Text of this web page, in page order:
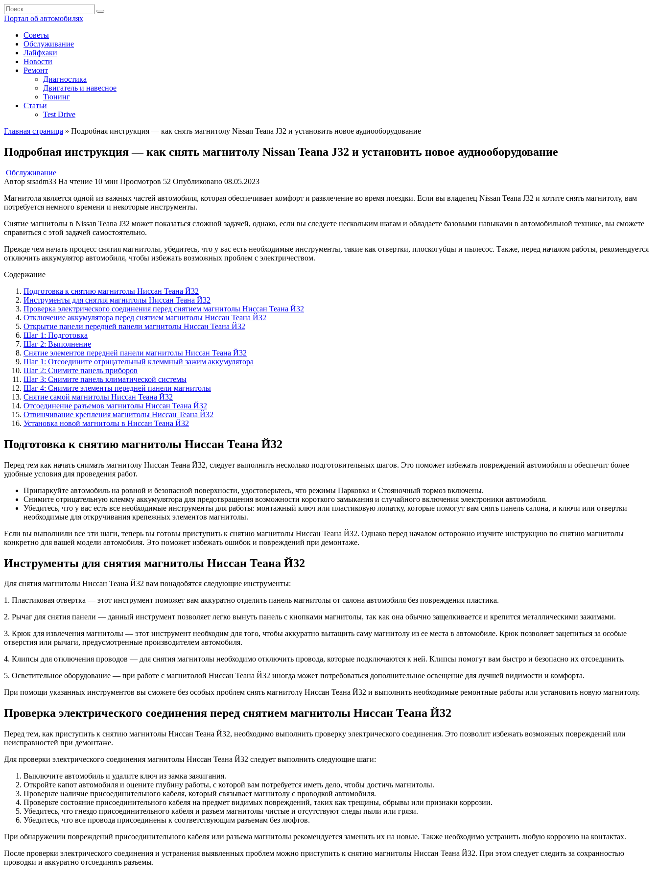
Перейти
к
содержанию
Search
for:
Портал об автомобилях
Советы
Обслуживание
Лайфхаки
Новости
Ремонт
Диагностика
Двигатель и навесное
Тюнинг
Статьи
Test Drive
Главная страница » Подробная инструкция — как снять магнитолу Nissan Teana J32 и установить новое аудиооборудование
Подробная инструкция — как снять магнитолу Nissan Teana J32 и установить новое аудиооборудование
Обслуживание
Автор srsadm33 На чтение 10 мин Просмотров 52 Опубликовано 08.05.2023
Магнитола является одной из важных частей автомобиля, которая обеспечивает комфорт и развлечение во время поездки. Если вы владелец Nissan Teana J32 и хотите снять магнитолу, вам
потребуется немного времени и некоторые инструменты.
Снятие магнитолы в Nissan Teana J32 может показаться сложной задачей, однако, если вы следуете нескольким шагам и обладаете базовыми навыками в автомобильной технике, вы сможете
справиться с этой задачей самостоятельно.
Прежде чем начать процесс снятия магнитолы, убедитесь, что у вас есть необходимые инструменты, такие как отвертки, плоскогубцы и пылесос. Также, перед началом работы, рекомендуется
отключить аккумулятор автомобиля, чтобы избежать возможных проблем с электричеством.
Содержание
Подготовка к снятию магнитолы Ниссан Теана Й32
Инструменты для снятия магнитолы Ниссан Теана Й32
Проверка электрического соединения перед снятием магнитолы Ниссан Теана Й32
Отключение аккумулятора перед снятием магнитолы Ниссан Теана Й32
Открытие панели передней панели магнитолы Ниссан Теана Й32
Шаг 1: Подготовка
Шаг 2: Выполнение
Снятие элементов передней панели магнитолы Ниссан Теана Й32
Шаг 1: Отсоедините отрицательный клеммный зажим аккумулятора
Шаг 2: Снимите панель приборов
Шаг 3: Снимите панель климатической системы
Шаг 4: Снимите элементы передней панели магнитолы
Снятие самой магнитолы Ниссан Теана Й32
Отсоединение разъемов магнитолы Ниссан Теана Й32
Отвинчивание крепления магнитолы Ниссан Теана Й32
Установка новой магнитолы в Ниссан Теана Й32
Подготовка к снятию магнитолы Ниссан Теана Й32
Перед тем как начать снимать магнитолу Ниссан Теана Й32, следует выполнить несколько подготовительных шагов. Это поможет избежать повреждений автомобиля и обеспечит более
удобные условия для проведения работ.
Припаркуйте автомобиль на ровной и безопасной поверхности, удостоверьтесь, что режимы Парковка и Стояночный тормоз включены.
Снимите отрицательную клемму аккумулятора для предотвращения возможности короткого замыкания и случайного включения электроники автомобиля.
Убедитесь, что у вас есть все необходимые инструменты для работы: монтажный ключ или пластиковую лопатку, которые помогут вам снять панель салона, и ключи или отвертки
необходимые для откручивания крепежных элементов магнитолы.
Если вы выполнили все эти шаги, теперь вы готовы приступить к снятию магнитолы Ниссан Теана Й32. Однако перед началом осторожно изучите инструкцию по снятию магнитолы
конкретно для вашей модели автомобиля. Это поможет избежать ошибок и повреждений при демонтаже.
Инструменты для снятия магнитолы Ниссан Теана Й32
Для снятия магнитолы Ниссан Теана Й32 вам понадобятся следующие инструменты:
1. Пластиковая отвертка — этот инструмент поможет вам аккуратно отделить панель магнитолы от салона автомобиля без повреждения пластика.
2. Рычаг для снятия панели — данный инструмент позволяет легко вынуть панель с кнопками магнитолы, так как она обычно защелкивается и крепится металлическими зажимами.
3. Крюк для извлечения магнитолы — этот инструмент необходим для того, чтобы аккуратно вытащить саму магнитолу из ее места в автомобиле. Крюк позволяет зацепиться за особые
отверстия или рычаги, предусмотренные производителем автомобиля.
4. Клипсы для отключения проводов — для снятия магнитолы необходимо отключить провода, которые подключаются к ней. Клипсы помогут вам быстро и безопасно их отсоединить.
5. Осветительное оборудование — при работе с магнитолой Ниссан Теана Й32 иногда может потребоваться дополнительное освещение для лучшей видимости и комфорта.
При помощи указанных инструментов вы сможете без особых проблем снять магнитолу Ниссан Теана Й32 и выполнить необходимые ремонтные работы или установить новую магнитолу.
Проверка электрического соединения перед снятием магнитолы Ниссан Теана Й32
Перед тем, как приступить к снятию магнитолы Ниссан Теана Й32, необходимо выполнить проверку электрического соединения. Это позволит избежать возможных повреждений или
неисправностей при демонтаже.
Для проверки электрического соединения магнитолы Ниссан Теана Й32 следует выполнить следующие шаги:
Выключите автомобиль и удалите ключ из замка зажигания.
Откройте капот автомобиля и оцените глубину работы, с которой вам потребуется иметь дело, чтобы достичь магнитолы.
Проверьте наличие присоединительного кабеля, который связывает магнитолу с проводкой автомобиля.
Проверьте состояние присоединительного кабеля на предмет видимых повреждений, таких как трещины, обрывы или признаки коррозии.
Убедитесь, что гнездо присоединительного кабеля и разъем магнитолы чистые и отсутствуют следы пыли или грязи.
Убедитесь, что все провода присоединены к соответствующим разъемам без люфтов.
При обнаружении повреждений присоединительного кабеля или разъема магнитолы рекомендуется заменить их на новые. Также необходимо устранить любую коррозию на контактах.
После проверки электрического соединения и устранения выявленных проблем можно приступить к снятию магнитолы Ниссан Теана Й32. При этом следует следить за сохранностью
проводки и аккуратно отсоединять разъемы.